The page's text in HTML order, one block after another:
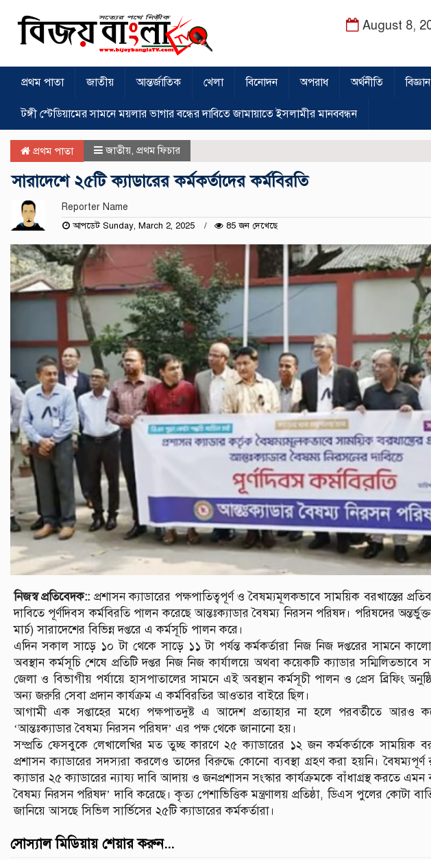
August 8,
প্রথম পাতা জাতীয় আন্তর্জাতিক খেলা বিনোদন অপরাধ অর্থনীতি
টঙ্গী স্টেডিয়ামের সামনে ময়লার ভাগার বন্ধের দাবিতে জামায়াতে ইসলামীর মানববন্ধন
প্রথম পাতা জাতীয় প্রথম ফিচার
সারাদেশে ২৫টি ক্যাডারের কর্মকর্তাদের কর্মবিরতি
Reporter Name
আপডেট Sunday, March 2, 2025 85 জন দেখেছে
নিজস্ব প্রতিবেদক:: প্রশাসন ক্যাডারের পক্ষপাতিত্বপূর্ণ ও বৈষম্যমূলকভাবে সাময়িক বরখাস্তের
দাবিতে পূর্ণদিবস কর্মবিরতি পালন করেছে আন্তঃক্যাডার বৈষম্য নিরসন পরিষদ। পরিষদের
মার্চ) সারাদেশের বিভিন্ন দপ্তরে এ কর্মসূচি পালন করে।
এদিন সকাল সাড়ে ১০ টা থেকে সাড়ে ১১ টা পর্যন্ত কর্মকর্তারা নিজ নিজ দপ্তরের সামনে
অবস্থান কর্মসূচি শেষে প্রতিটি দপ্তর নিজ নিজ কার্যালয়ে অথবা কয়েকটি ক্যাডার সম্মিলিতভাবে
জেলা ও বিভাগীয় পর্যায়ে হাসপাতালের সামনে এই অবস্থান কর্মসূচী পালন ও প্রেস ব্রিফিং
অন্য জরুরি সেবা প্রদান কার্যক্রম এ কর্মবিরতির আওতার বাইরে ছিল।
আগামী এক সপ্তাহের মধ্যে পক্ষপাতদুষ্ট এ আদেশ প্রত্যাহার না হলে পরবর্তীতে আরও
‘আন্তঃক্যাডার বৈষম্য নিরসন পরিষদ’ এর পক্ষ থেকে জানানো হয়।
সম্প্রতি ফেসবুকে লেখালেখির মত তুচ্ছ কারণে ২৫ ক্যাডারের ১২ জন কর্মকর্তাকে সাময়িক
প্রশাসন ক্যাডারের সদস্যরা করলেও তাদের বিরুদ্ধে কোনো ব্যবস্থা গ্রহণ করা হয়নি। বৈষম্যপূর্ণ
ক্যাডার ২৫ ক্যাডারের ন্যায্য দাবি আদায় ও জনপ্রশাসন সংস্কার কার্যক্রমকে বাঁধাগ্রস্থ করতে এমন
বৈষম্য নিরসন পরিষদ’ দাবি করেছে। কৃত্য পেশাভিত্তিক মন্ত্রণালয় প্রতিষ্ঠা, ডিএস পুলের কোটা
জানিয়ে আসছে সিভিল সার্ভিসের ২৫টি ক্যাডারের কর্মকর্তারা।
সোস্যাল মিডিয়ায় শেয়ার করুন...